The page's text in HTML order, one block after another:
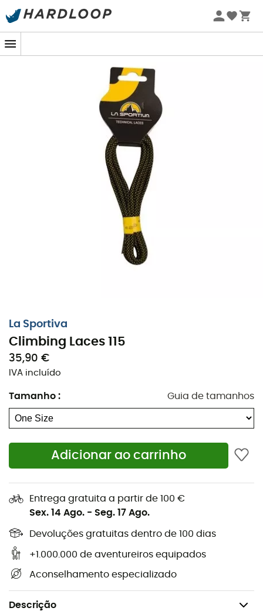
Promoções de verão 🔥 -5% EXTRA a partir de 2 produtos*
La Sportiva
Climbing Laces 115
35,90 €
IVA incluído
Tamanho : Guia de tamanhos
Adicionar ao carrinho
Entrega gratuita a partir de 100 €
Sex. 14 Ago. - Seg. 17 Ago.
Devoluções gratuitas dentro de 100 dias
+1.000.000 de aventureiros equipados
Aconselhamento especializado
Descrição
escalada
La Sportiva com os cadarços de reposição
Climbing Laces 115 cm!
Cores: preto e amarelo.